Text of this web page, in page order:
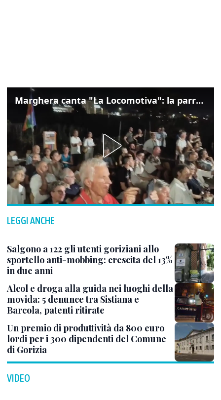
Marghera canta "La Locomotiva": la parrocchia della Cita ricorda Guccini
LEGGI ANCHE
Salgono a 122 gli utenti goriziani allo
sportello anti-mobbing: crescita del 13%
in due anni
Alcol e droga alla guida nei luoghi della
movida: 5 denunce tra Sistiana e
Barcola, patenti ritirate
Un premio di produttività da 800 euro
lordi per i 300 dipendenti del Comune
di Gorizia
VIDEO